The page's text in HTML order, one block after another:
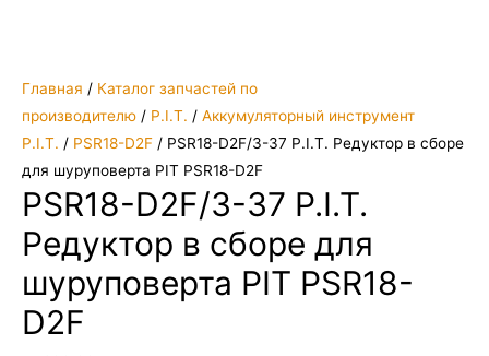
Главная / Каталог запчастей по
производителю / P.I.T. / Аккумуляторный инструмент
P.I.T. / PSR18-D2F / PSR18-D2F/3-37 P.I.T. Редуктор в сборе
для шуруповерта PIT PSR18-D2F
PSR18-D2F/3-37 P.I.T.
Редуктор в сборе для
шуруповерта PIT PSR18-
D2F